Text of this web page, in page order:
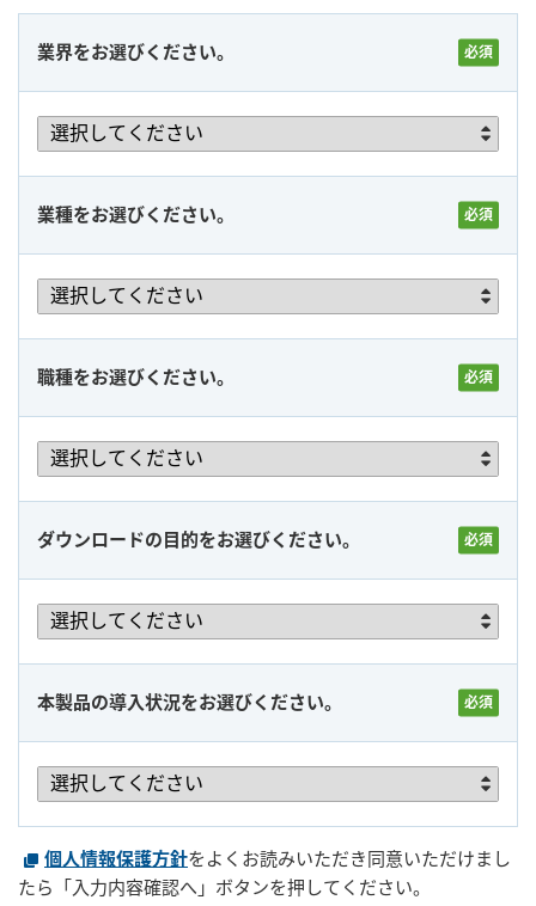
業界をお選びください。
業種をお選びください。
職種をお選びください。
ダウンロードの目的をお選びください。
本製品の導入状況をお選びください。
個人情報保護方針をよくお読みいただき同意いただけまし
たら「入力内容確認へ」ボタンを押してください。